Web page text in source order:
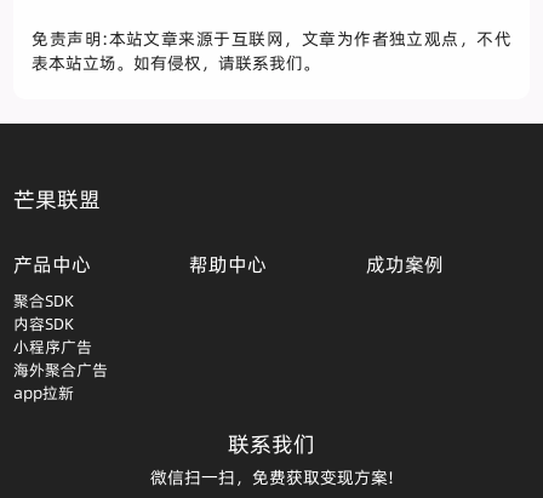
免责声明:本站文章来源于互联网，文章为作者独立观点，不代
表本站立场。如有侵权，请联系我们。
芒果联盟
产品中心
聚合SDK
内容SDK
小程序广告
海外聚合广告
app拉新
帮助中心 成功案例
联系我们
微信扫一扫，免费获取变现方案!